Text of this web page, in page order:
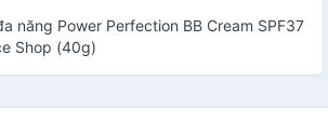
năng Power Perfection BB Cream SPF37
Shop (40g)